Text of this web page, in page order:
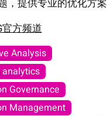
，提供专业的优化方案
官方频道
Analysis
Governance
Management